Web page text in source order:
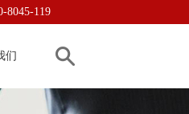
8045-119
们